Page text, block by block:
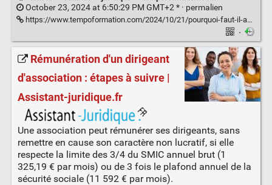
October 23, 2024 at 6:50:29 PM GMT+2 * · permalien
https://www.tempoformation.com/2024/10/21/pourquoi-faut-il-absolument-payer-un-artiste-qui-monte-sur-scene-une-question-de-legalite-et-de-securite/
·
Rémunération d'un dirigeant
d'association : étapes à suivre |
Assistant-juridique.fr
Une association peut rémunérer ses dirigeants, sans
remettre en cause son caractère non lucratif, si elle
respecte la limite des 3/4 du SMIC annuel brut (1
325,19 € par mois) ou de 3 fois le plafond annuel de la
sécurité sociale (11 592 € par mois).